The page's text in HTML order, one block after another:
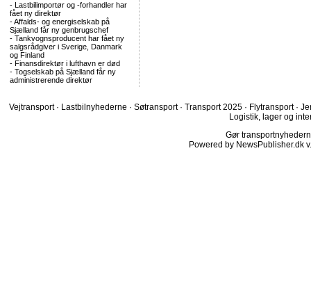
- Lastbilimportør og -forhandler har
fået ny direktør
-Affalds- og energiselskab på
Sjælland får ny genbrugschef
- Tankvognsproducent har fået ny
salgsrådgiver i Sverige, Danmark
og Finland
- Finansdirektør i lufthavn er død
- Togselskab på Sjælland får ny
administrerende direktør
Vejtransport · Lastbilnyhederne · Søtransport · Transport 2025 · Flytransport ·
Logistik, lager og
Gør
Powered by NewsPublisher.dk